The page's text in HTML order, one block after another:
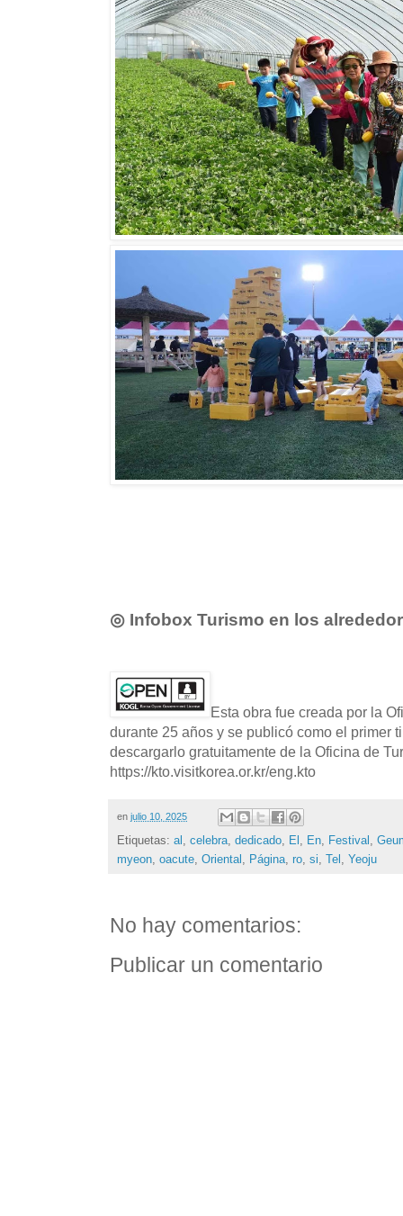
◎ Infobox Turismo en los
Esta obra fue creada por la
durante 25 años y se publicó como el primer
descargarlo gratuitamente de la Oficina de
https://kto.visitkorea.or.kr/eng.kto
en julio 10, 2025
Etiquetas: al , celebra, dedicado, El , En, Festival ,
myeon, oacute, Oriental , Página, ro, si, Tel , Yeoju
No hay comentarios:
Publicar un comentario